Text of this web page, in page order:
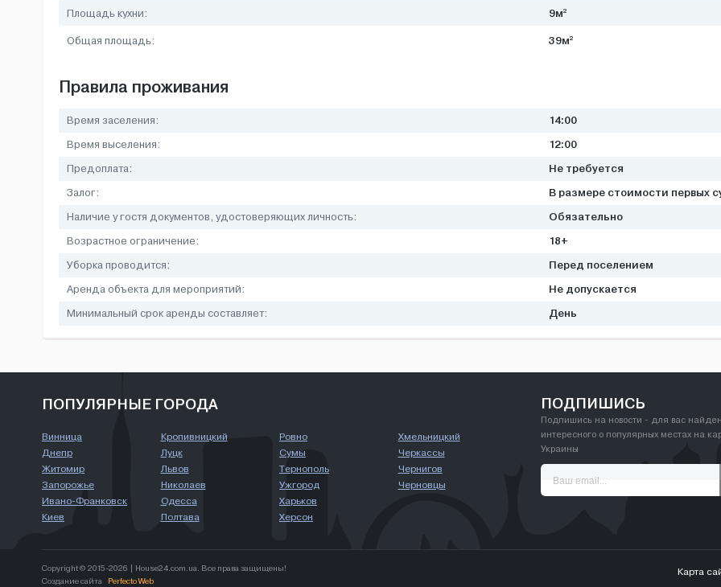
Площадь кухни: 9м2
Общая площадь: 39м2
Правила проживания
Время заселения: 14:00
Время выселения: 12:00
Предоплата: Не требуется
Залог: В размере стоимости первых
Наличие у гостя документов, удостоверяющих личность: Обязательно
Возрастное ограничение: 18+
Уборка проводится: Перед поселением
Аренда объекта для мероприятий: Не допускается
Минимальный срок аренды составляет: День
ПОПУЛЯРНЫЕ ГОРОДА
Винница
Днепр
Житомир
Запорожье
Ивано-Франковск
Киев
Кропивницкий
Луцк
Львов
Николаев
Одесса
Полтава
Ровно
Сумы
Тернополь
Ужгород
Харьков
Херсон
Хмельницкий
Черкассы
Чернигов
Черновцы
ПОДПИШИСЬ
Подпишись на новости - для вас
интересного о популярных местах на
Украины
Copyright © 2015-2026 | House24.com.ua. Все права защищены!
Создание сайта
Perfecto Web
Карта